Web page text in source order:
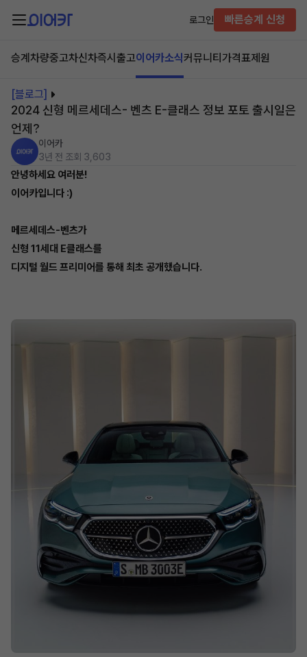
로그인 빠른승계 신청
승계차량중고차신차즉시출고이어카소식커뮤니티 가격표제원
[블로그]
2024 신형 메르세데스- 벤츠 E-클래스 정보 포토 출시일은
언제?
이어카
3년 전 조회 3,603
안녕하세요 여러분!
이어카입니다 :)
메르세데스-벤츠가
신형 11세대 E클래스를
디지털 월드 프리미어를 통해 최초 공개했습니다.